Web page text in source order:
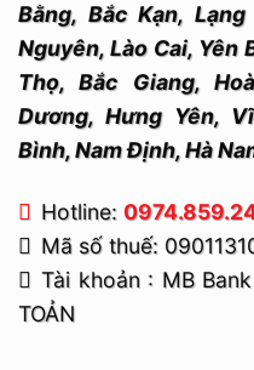
Bằng, Bắc Kạn,
Nguyên, Lào Cai, Yên
Thọ, Bắc Giang,
Dương, Hưng Yên,
Bình, Nam Định, Hà
Hotline:
Mã số thuế:
Tài khoản : MB
TOẢN